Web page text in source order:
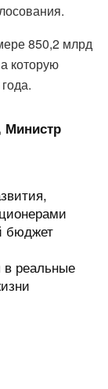
850,2 млрд
которую
Министр
бюджет
реальные